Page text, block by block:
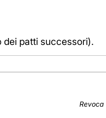
patti successori).